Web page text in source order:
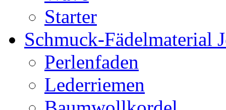
Starter
Schmuck-Fädelmaterial
Perlenfaden
Lederriemen